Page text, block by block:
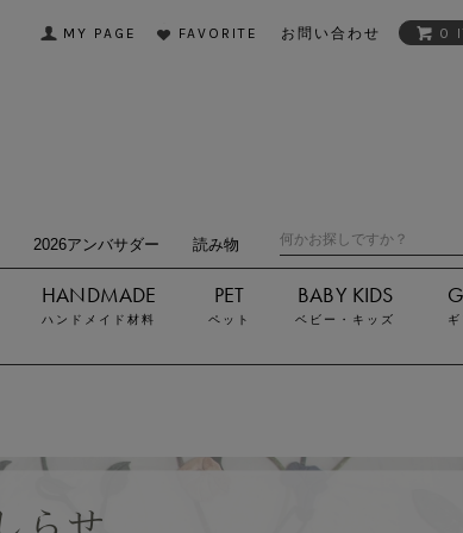
MY PAGE FAVORITE お問い合わせ 0
2026アンバサダー 読み物
ハンドメイド材料 ペット ベビー・キッズ ギ